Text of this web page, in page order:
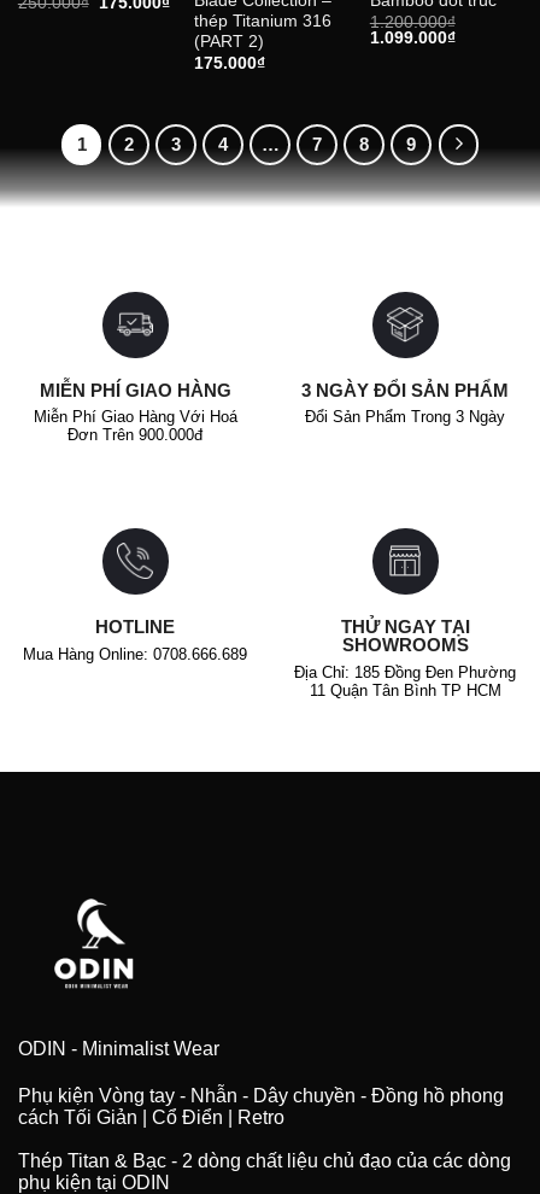
hiện
175.000₫.
thép Titanium 316
(PART 2)
175.000₫
1.200.000₫
Giá
1.099.000₫Giá
1 2 3 4 … 7 8 9
MIỄN PHÍ GIAO HÀNG
Miễn Phí Giao Hàng Với Hoá
Đơn Trên 900.000đ
3 NGÀY ĐỔI SẢN PHẨM
Đổi Sản Phẩm Trong 3 Ngày
HOTLINE
Mua Hàng Online: 0708.666.689
THỬ NGAY TẠI
SHOWROOMS
Địa Chỉ: 185 Đồng Đen Phường
11 Quận Tân Bình TP HCM
ODIN - Minimalist Wear
Phụ kiện Vòng tay - Nhẫn - Dây chuyền - Đồng hồ phong
cách Tối Giản | Cổ Điển | Retro
Thép Titan & Bạc - 2 dòng chất liệu chủ đạo của các dòng
phụ kiện tại ODIN